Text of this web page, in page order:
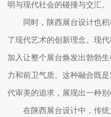
明与现代社会的碰撞与交汇。
同时，陕西展台设计也
了现代艺术的创新理念。现
加入让整个展台焕发出勃勃
力和前卫气质。这种融合既
代审美的追求，展现出一种别
在陕西展台设计中，传